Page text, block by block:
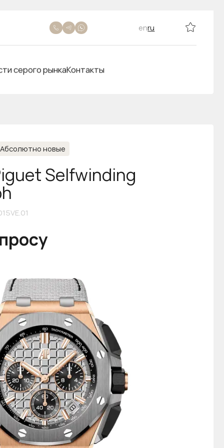
enru
серого рынкаКонтакты
Абсолютно новые
Selfwinding